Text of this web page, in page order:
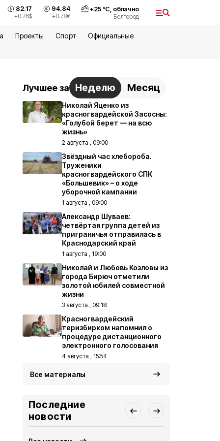
82.17
+0.76$
94.84
+0.78€
+25°С, облачно
Белгород
Проекты Спорт
Официальные
Лучшее за Неделю Месяц
Николай Яценко из
красногвардейской Засосны:
«Голубой берет — на всю
жизнь»
2 августа , 09:00
Звёздный час хлебороба.
Труженики
красногвардейского СПК
«Большевик» – о ходе
уборочной кампании
1 августа , 09:00
Александр Шуваев:
четвёртая группа детей из
приграничья отправилась в
Краснодарский край
1 августа , 19:00
Николай и Любовь Козловы из
города Бирюч отметили
золотой юбилей совместной
жизни
3 августа , 09:18
Красногвардейский
теризбирком напомнил о
процедуре дистанционного
электронного голосования
4 августа , 15:54
Все материалы
Последние
новости